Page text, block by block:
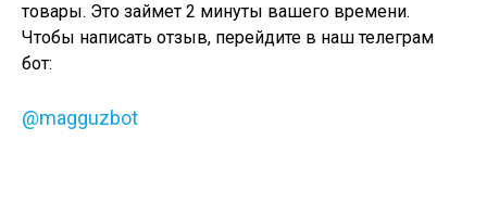
товары. Это займет 2 минуты вашего времени.
Чтобы написать отзыв, перейдите в наш телеграм
бот:
@magguzbot